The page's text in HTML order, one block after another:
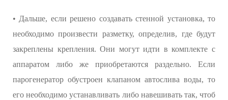
• Дальше, если решено создавать стенной установка, то
необходимо произвести разметку, определив, где будут
закреплены крепления. Они могут идти в комплекте с
аппаратом либо же приобретаются раздельно. Если
парогенератор обустроен клапаном автослива воды, то
его необходимо устанавливать либо навешивать так, чтоб